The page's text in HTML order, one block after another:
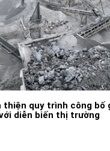
thiện quy trình công bố
diễn biến thị trường